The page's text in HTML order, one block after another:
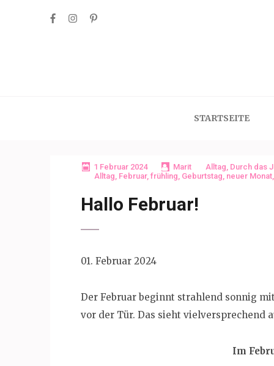
STARTSEITE
1 Februar 2024 Marit Alltag, Durch das
Alltag, Februar, frühling, Geburtstag, neuer Monat,
Hallo Februar!
01. Februar 2024
Der Februar beginnt strahlend sonnig
vor der Tür. Das sieht vielversprechend
Im